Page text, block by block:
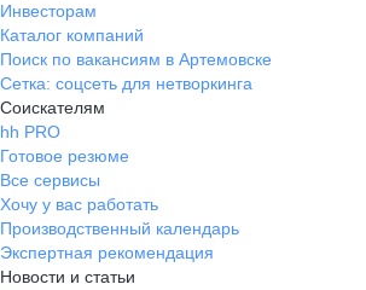
Инвесторам
Каталог компаний
Поиск по вакансиям в Артемовске
Сетка: соцсеть для нетворкинга
Соискателям
hh PRO
Готовое резюме
Все сервисы
Хочу у вас работать
Производственный календарь
Экспертная рекомендация
Новости и статьи